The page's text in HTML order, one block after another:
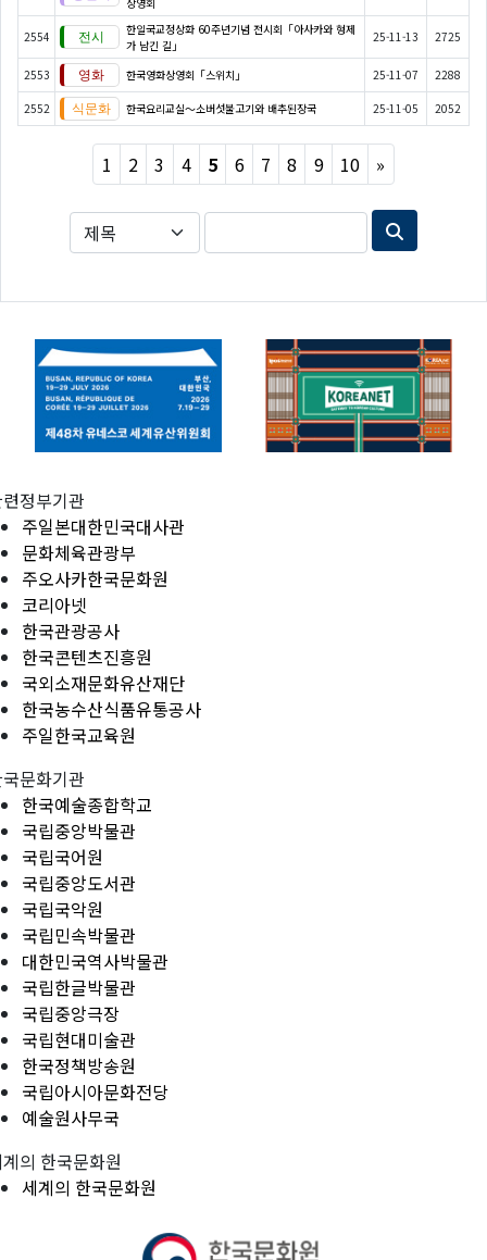
2554
한일국교정상화 60주년기념 전시회「아사카와 형제
가 남긴 길」
25-11-13 2725
2553 한국영화상영회「스위치」 25-11-07 2288
2552 한국요리교실〜소버섯불고기와 배추된장국 25-11-05 2052
1 2 3 4 5 6 7 8 9 10 »
정부기관
주일본대한민국대사관
문화체육관광부
주오사카한국문화원
코리아넷
한국관광공사
한국콘텐츠진흥원
국외소재문화유산재단
한국농수산식품유통공사
주일한국교육원
문화기관
한국예술종합학교
국립중앙박물관
국립국어원
국립중앙도서관
국립국악원
국립민속박물관
대한민국역사박물관
국립한글박물관
국립중앙극장
국립현대미술관
한국정책방송원
국립아시아문화전당
예술원사무국
의 한국문화원
세계의 한국문화원